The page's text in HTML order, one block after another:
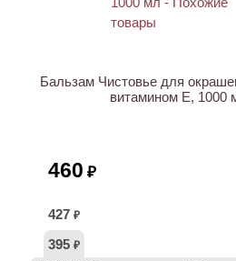
Бальзам Чистовье для
витамином E, 1000
460 ₽
427 ₽
395 ₽